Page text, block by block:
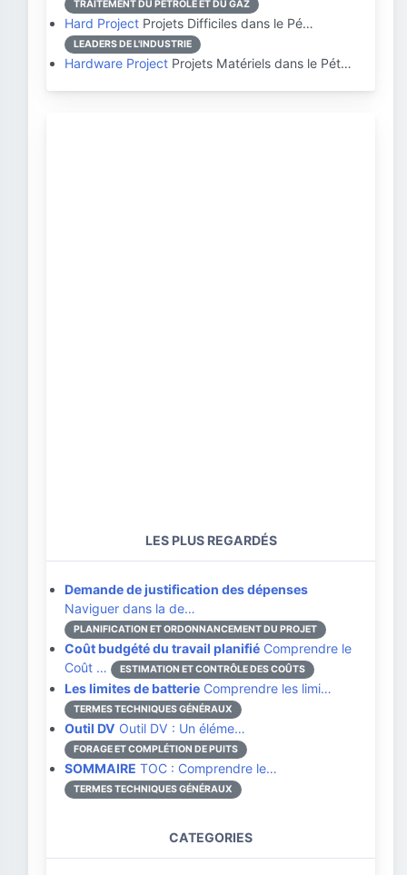
TRAITEMENT DU PÉTROLE ET DU GAZ
Hard Project Projets Difficiles dans le Pé…
LEADERS DE L'INDUSTRIE
Hardware Project Projets Matériels dans le Pét…
LES PLUS REGARDÉS
Demande de justification des dépenses
Naviguer dans la de…
PLANIFICATION ET ORDONNANCEMENT DU PROJET
Coût budgété du travail planifié Comprendre le
Coût …
ESTIMATION ET CONTRÔLE DES COÛTS
Les limites de batterie Comprendre les limi…
TERMES TECHNIQUES GÉNÉRAUX
Outil DV Outil DV : Un éléme…
FORAGE ET COMPLÉTION DE PUITS
SOMMAIRE TOC : Comprendre le…
TERMES TECHNIQUES GÉNÉRAUX
CATEGORIES